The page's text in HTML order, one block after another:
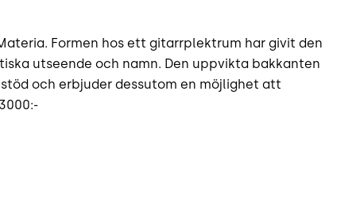
Formen hos ett gitarrplektrum har givit den
utseende och namn. Den uppvikta bakkanten
och erbjuder dessutom en möjlighet att